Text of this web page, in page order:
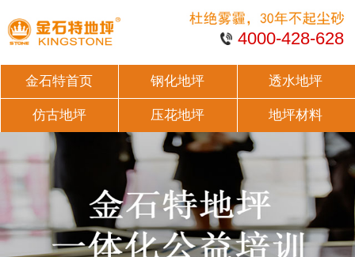
4000-428-628
金石特首页 钢化地坪 透水地坪
仿古地坪 压花地坪 地坪材料